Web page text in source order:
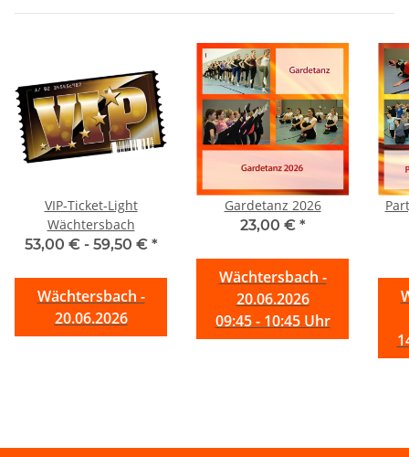
VIP-Ticket-Light
Wächtersbach
53,00 € - 59,50 € *
Wächtersbach -
20.06.2026
Gardetanz 2026
23,00 € *
Wächtersbach -
20.06.2026
09:45 - 10:45 Uhr